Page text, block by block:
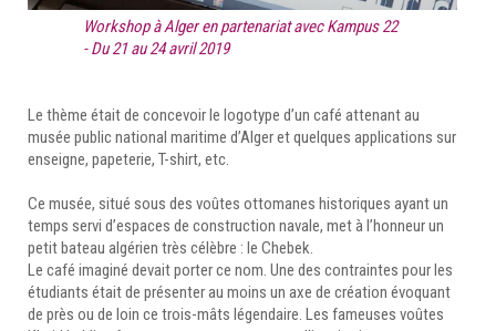
Workshop à Alger en partenariat avec Kampus 22
- Du 21 au 24 avril 2019
Le thème était de concevoir le logotype d’un café attenant au
musée public national maritime d’Alger et quelques applications sur
enseigne, papeterie, T-shirt, etc.
Ce musée, situé sous des voûtes ottomanes historiques ayant un
temps servi d’espaces de construction navale, met à l’honneur un
petit bateau algérien très célèbre : le Chebek.
Le café imaginé devait porter ce nom. Une des contraintes pour les
étudiants était de présenter au moins un axe de création évoquant
de près ou de loin ce trois-mâts légendaire. Les fameuses voûtes